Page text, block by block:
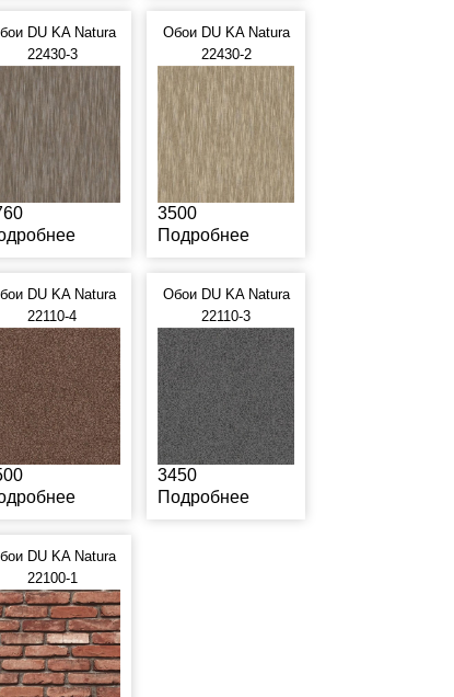
DU KA Natura
22430-3
Обои DU KA Natura
22430-2
3500
Подробнее
DU KA Natura
22110-4
Обои DU KA Natura
22110-3
3450
Подробнее
DU KA Natura
22100-1